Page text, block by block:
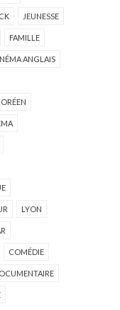
JEUNESSE
FAMILLE
ANGLAIS
LYON
COMÉDIE